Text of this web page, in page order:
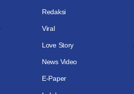
Redaksi
Viral
Love Story
News Video
E-Paper